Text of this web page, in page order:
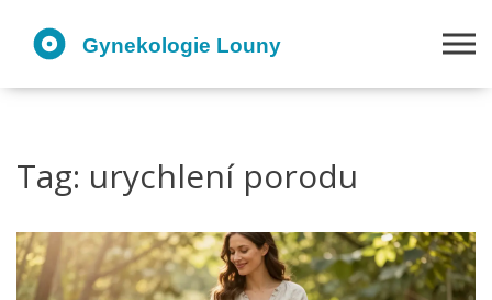
Tag: urychlení porodu